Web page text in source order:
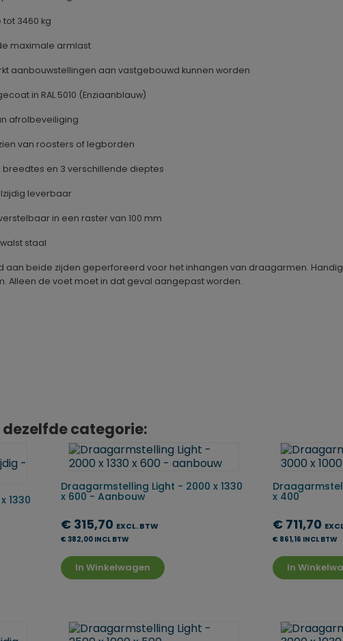
3460 kg
maximale armlast
aanbouwstellingen aan vastgebouwd kunnen worden
in RAL 5010 (Enziaanblauw)
afrolbeveiliging
van roosters of legborden
breedtes en 3 verschillende dieptes
leverbaar
in een raster van 100 mm
staal
aan beide zijden geperforeerd voor het inhangen van draagarmen.
Alleen de voet moet in dat geval aangepast worden.
categorie:
1330
Draagarmstelling Light - 2000 x 1330
x 600 - Aanbouw
€ 315,70 EXCL. BTW
€ 382,00 INCL BTW
In Winkelwagen
x 400
€ 711,70
€ 861,16 INCL BTW
In